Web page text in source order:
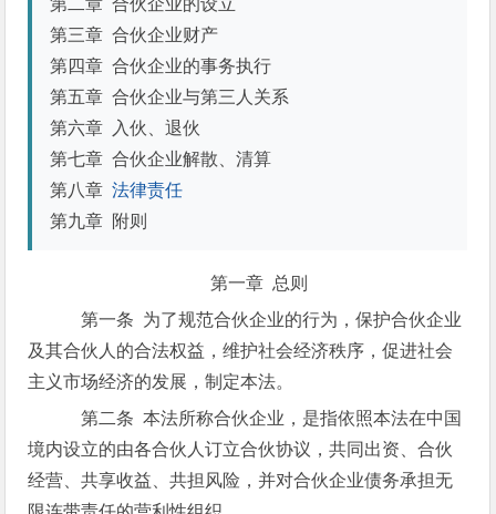
第二章 合伙企业的设立
第三章 合伙企业财产
第四章 合伙企业的事务执行
第五章 合伙企业与第三人关系
第六章 入伙、退伙
第七章 合伙企业解散、清算
第八章法律责任
第九章 附则
第一章 总则
第一条 为了规范合伙企业的行为，保护合伙企业
及其合伙人的合法权益，维护社会经济秩序，促进社会
主义市场经济的发展，制定本法。
第二条 本法所称合伙企业，是指依照本法在中国
境内设立的由各合伙人订立合伙协议，共同出资、合伙
经营、共享收益、共担风险，并对合伙企业债务承担无